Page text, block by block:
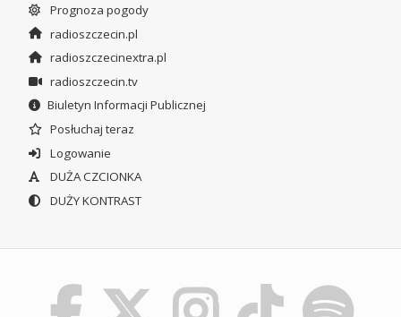
Prognoza pogody
radioszczecin.pl
radioszczecinextra.pl
radioszczecin.tv
Biuletyn Informacji Publicznej
Posłuchaj teraz
Logowanie
DUŻA CZCIONKA
DUŻY KONTRAST